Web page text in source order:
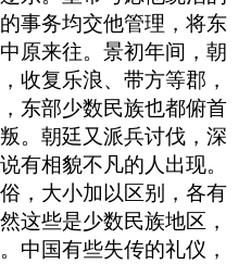
事务均交他管理，将东
原来往。景初年间，朝
收复乐浪、带方等郡，
东部少数民族也都俯首
。朝廷又派兵讨伐，深
有相貌不凡的人出现。
，大小加以区别，各有
这些是少数民族地区，
中国有些失传的礼仪，